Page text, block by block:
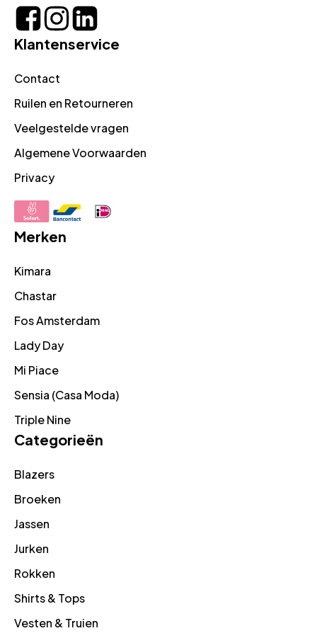
Klantenservice
Contact
Ruilen en Retourneren
Veelgestelde vragen
Algemene Voorwaarden
Privacy
Merken
Kimara
Chastar
Fos Amsterdam
Lady Day
Mi Piace
Sensia (Casa Moda)
Triple Nine
Categorieën
Blazers
Broeken
Jassen
Jurken
Rokken
Shirts & Tops
Vesten & Truien